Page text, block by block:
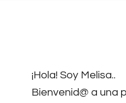
¡Hola! Soy Melisa..
Bienvenid@ a una